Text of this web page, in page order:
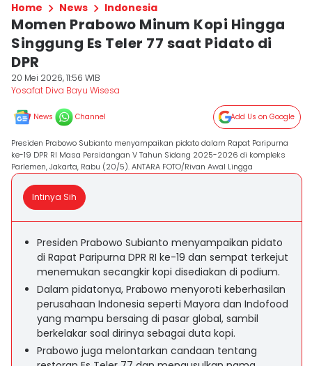
Home News Indonesia
Momen Prabowo Minum Kopi Hingga
Singgung Es Teler 77 saat Pidato di
DPR
20 Mei 2026, 11:56 WIB
Yosafat Diva Bayu Wisesa
News Channel Add Us on Google
Presiden Prabowo Subianto menyampaikan pidato dalam Rapat Paripurna
ke-19 DPR RI Masa Persidangan V Tahun Sidang 2025-2026 di kompleks
Parlemen, Jakarta, Rabu (20/5). ANTARA FOTO/Rivan Awal Lingga
Intinya Sih
Presiden Prabowo Subianto menyampaikan pidato
di Rapat Paripurna DPR RI ke-19 dan sempat terkejut
menemukan secangkir kopi disediakan di podium.
Dalam pidatonya, Prabowo menyoroti keberhasilan
perusahaan Indonesia seperti Mayora dan Indofood
yang mampu bersaing di pasar global, sambil
berkelakar soal dirinya sebagai duta kopi.
Prabowo juga melontarkan candaan tentang